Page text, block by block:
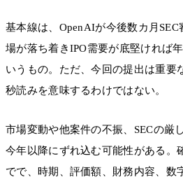
基本線は、OpenAIが今後数カ月
場が落ち着きIPO需要が底堅ければ
いうもの。ただ、今回の提出は重要
秒読みを意味するわけではない。
市場変動や他案件の不振、SECの厳
今年以降にずれ込む可能性がある。
でで、時期、評価額、財務内容、数